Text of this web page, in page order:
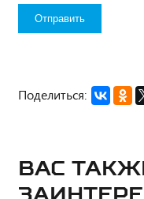
Поделиться:
Вас